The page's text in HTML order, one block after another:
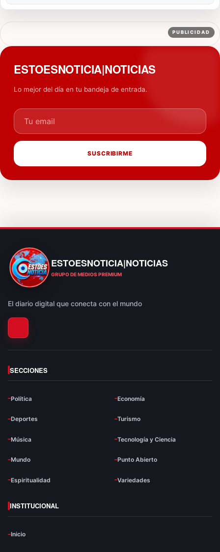
PUBLICIDAD
ESTOESNOTICIA|NOTICIAS
Lo mejor del día en tu bandeja de entrada.
Tu email
SUSCRIBIRME
ESTOESNOTICIA|NOTICIAS
ESTOESNOTICIA|NOTICIAS
GRUPO DE MEDIOS PREMIUM
El diario digital que conecta con el mundo
SECCIONES
Política Economía
Deportes Turismo
Música Tecnología y Ciencia
Mundo Punto Abierto
Espiritualidad Variedades
INSTITUCIONAL
Inicio